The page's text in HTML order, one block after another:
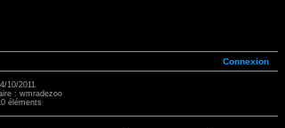
Connexion
10/2011
: wmradezoo
éléments